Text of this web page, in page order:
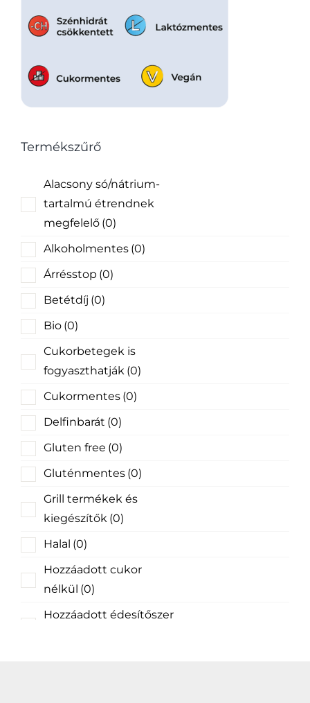
Termékszűrő
Alacsony só/nátrium-
tartalmú étrendnek
megfelelő (0)
Alkoholmentes (0)
Árrésstop (0)
Betétdíj (0)
Bio (0)
Cukorbetegek is
fogyaszthatják (0)
Cukormentes (0)
Delfinbarát (0)
Gluten free (0)
Gluténmentes (0)
Grill termékek és
kiegészítők (0)
Halal (0)
Hozzáadott cukor
nélkül (0)
Hozzáadott édesítőszer